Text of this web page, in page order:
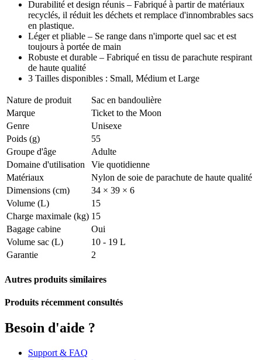
Durabilité et design réunis – Fabriqué à partir de matériaux
recyclés, il réduit les déchets et remplace d'innombrables sacs
en plastique.
Léger et pliable – Se range dans n'importe quel sac et est
toujours à portée de main
Robuste et durable – Fabriqué en tissu de parachute respirant
de haute qualité
3 Tailles disponibles : Small, Médium et Large
Nature de produit
Sac en bandoulière
Marque
Ticket to the Moon
Genre
Unisexe
Poids (g)
55
Groupe d'âge
Adulte
Domaine d'utilisation
Vie quotidienne
Matériaux
Nylon de soie de parachute de haute qualité
Dimensions (cm)
34 × 39 × 6
Volume (L)
15
Charge maximale (kg) 15
Bagage cabine
Oui
Volume sac (L)
10 - 19 L
Garantie
2
Autres produits similaires
Produits récemment consultés
Besoin d'aide ?
Support & FAQ